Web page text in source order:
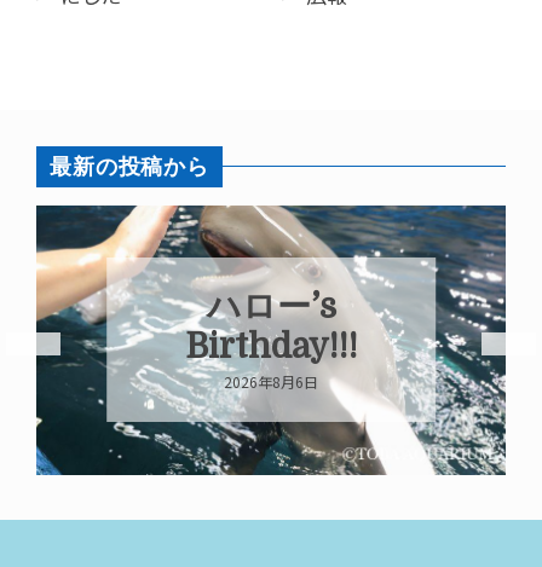
最新の投稿から
フンボルトペ
ンギン ピーナ
ツ 永眠のお知
らせ
2026年8月5日